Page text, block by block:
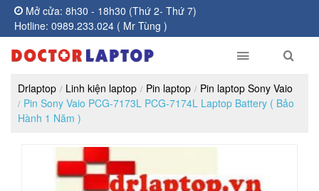
Mở cửa: 8h30 - 18h30 (Thứ 2- Thứ 7)
Hotline: 0989.233.024 ( Mr Tùng )
Drlaptop Linh kiện laptop Pin laptop
Pin laptop Sony Vaio
Pin Sony Vaio PCG-7173L PCG-7174L Laptop Battery ( Bảo
Hành 1 Năm )